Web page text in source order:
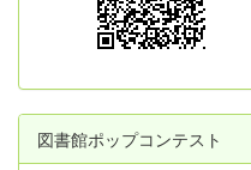
図書館ポップコンテスト